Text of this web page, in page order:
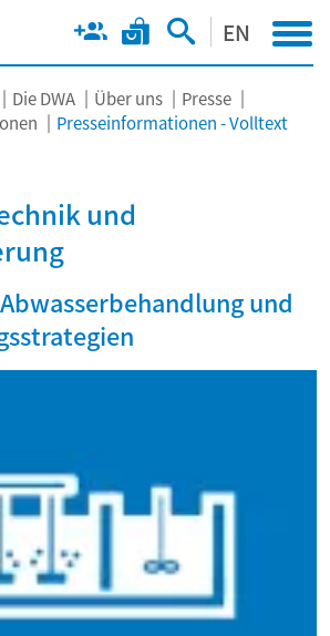
EN
Die DWA Über uns
Presse
Presseinformationen - Volltext
und
und